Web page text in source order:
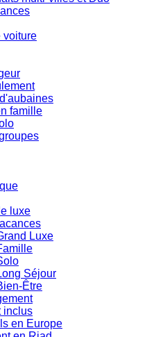
voiture
famille
luxe
Luxe
Séjour
Être
inclus
en Europe